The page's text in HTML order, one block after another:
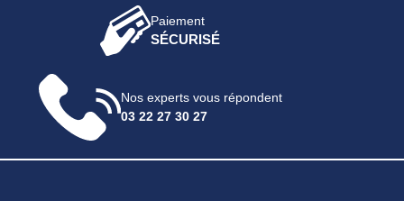
Paiement
SÉCURISÉ
Nos experts vous répondent
03 22 27 30 27